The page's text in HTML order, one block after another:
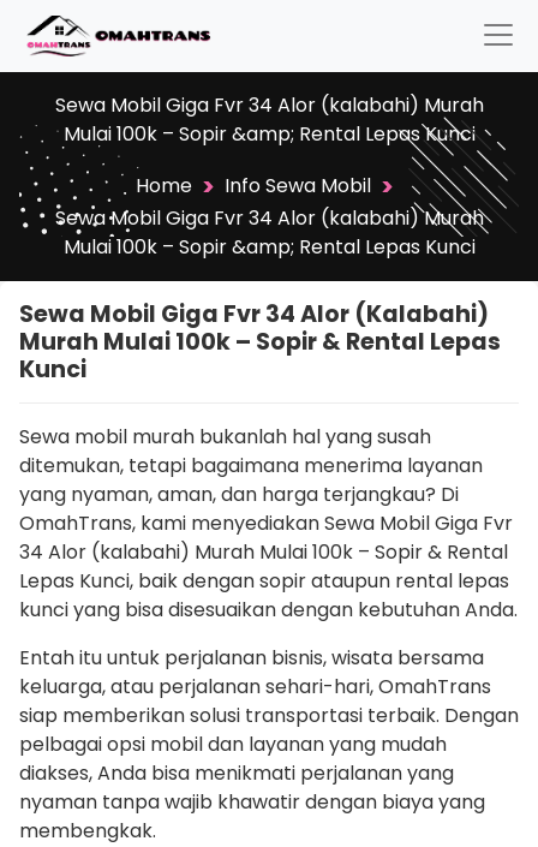
Sewa Mobil Giga Fvr 34 Alor (kalabahi) Murah
Mulai 100k – Sopir &amp; Rental Lepas Kunci
Home > Info Sewa Mobil >
Sewa Mobil Giga Fvr 34 Alor (kalabahi) Murah
Mulai 100k – Sopir &amp; Rental Lepas Kunci
Sewa Mobil Giga Fvr 34 Alor (kalabahi)
Murah Mulai 100k – Sopir & Rental Lepas
Kunci
Sewa mobil murah bukanlah hal yang susah
ditemukan, tetapi bagaimana menerima layanan
yang nyaman, aman, dan harga terjangkau? Di
OmahTrans, kami menyediakan Sewa Mobil Giga Fvr
34 Alor (kalabahi) Murah Mulai 100k – Sopir & Rental
Lepas Kunci, baik dengan sopir ataupun rental lepas
kunci yang bisa disesuaikan dengan kebutuhan Anda.
Entah itu untuk perjalanan bisnis, wisata bersama
keluarga, atau perjalanan sehari-hari, OmahTrans
siap memberikan solusi transportasi terbaik. Dengan
pelbagai opsi mobil dan layanan yang mudah
diakses, Anda bisa menikmati perjalanan yang
nyaman tanpa wajib khawatir dengan biaya yang
membengkak.